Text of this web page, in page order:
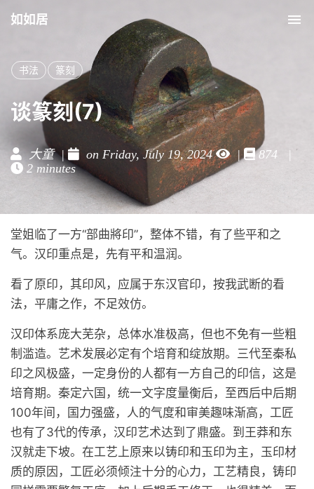
如如居
书法 篆刻
谈篆刻(7)
大童 | on Friday, July 19, 2024 |
874 |
2 minutes
堂姐临了一方“部曲將印”，整体不错，有了些平和之
气。汉印重点是，先有平和温润。
看了原印，其印风，应属于东汉官印，按我武断的看
法，平庸之作，不足效仿。
汉印体系庞大芜杂，总体水准极高，但也不免有一些粗
制滥造。艺术发展必定有个培育和绽放期。三代至秦私
印之风极盛，一定身份的人都有一方自己的印信，这是
培育期。秦定六国，统一文字度量衡后，至西后中后期
100年间，国力强盛，人的气度和审美趣味渐高，工匠
也有了3代的传承，汉印艺术达到了鼎盛。到王莽和东
汉就走下坡。在工艺上原来以铸印和玉印为主，玉印材
质的原因，工匠必须倾注十分的心力，工艺精良，铸印